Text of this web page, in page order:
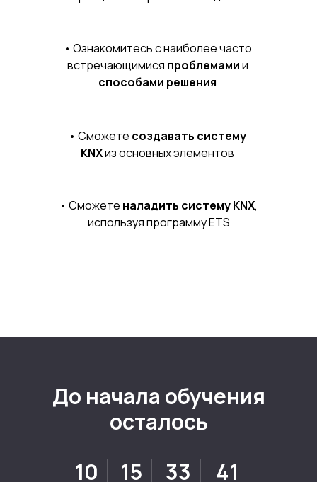
• Ознакомитесь с наиболее часто
встречающимися проблемамии
способами решения
• Сможете создавать систему
KNXиз основных элементов
• Сможете наладить систему KNX,
используя программу ETS
До начала обучения
осталось
10
15 33 39